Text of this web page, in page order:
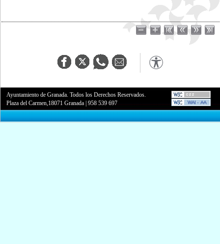
Ayuntamiento de Granada. Todos los Derechos Reservados.
Plaza del Carmen,18071 Granada |958 539 697